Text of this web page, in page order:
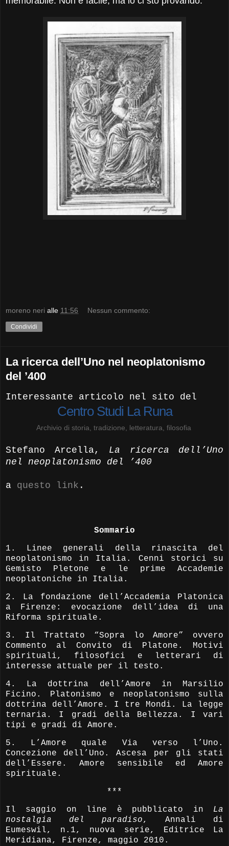
moreno neri alle 11:56 Nessun commento:
Condividi
La ricerca dell’Uno nel neoplatonismo
del ’400
Interessante articolo nel sito del
Centro Studi La Runa
Archivio di storia, tradizione, letteratura, filosofia
Stefano Arcella, La ricerca dell’Uno
nel neoplatonismo del ’400
a questo link .
Sommario
1. Linee generali della rinascita del
neoplatonismo in Italia. Cenni storici su
Gemisto Pletone e le prime Accademie
neoplatoniche in Italia.
2. La fondazione dell’Accademia Platonica
a Firenze: evocazione dell’idea di una
Riforma spirituale.
3. Il Trattato “Sopra lo Amore” ovvero
Commento al Convito di Platone . Motivi
spirituali, filosofici e letterari di
interesse attuale per il testo.
4. La dottrina dell’Amore in Marsilio
Ficino. Platonismo e neoplatonismo sulla
dottrina dell’Amore. I tre Mondi. La legge
ternaria. I gradi della Bellezza. I vari
tipi e gradi di Amore.
5. L’Amore quale Via verso l’Uno.
Concezione dell’Uno. Ascesa per gli stati
dell’Essere. Amore sensibile ed Amore
spirituale.
***
Il saggio on line è pubblicato in La
nostalgia del paradiso, Annali di
Eumeswil, n.1, nuova serie, Editrice La
Meridiana, Firenze, maggio 2010.